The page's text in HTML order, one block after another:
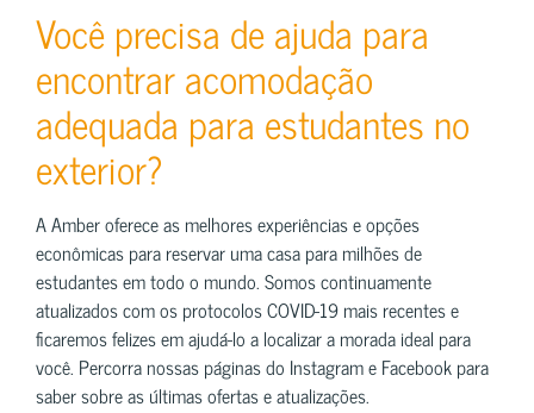
Você precisa de ajuda para
encontrar acomodação
adequada para estudantes no
exterior?
A Amber oferece as melhores experiências e opções
econômicas para reservar uma casa para milhões de
estudantes em todo o mundo. Somos continuamente
atualizados com os protocolos COVID-19 mais recentes e
ficaremos felizes em ajudá-lo a localizar a morada ideal para
você. Percorra nossas páginas do Instagram e Facebook para
saber sobre as últimas ofertas e atualizações.